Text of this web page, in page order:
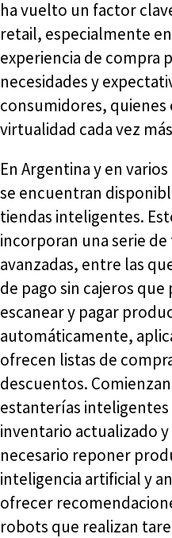
ha vuelto un factor
retail, especialmente
experiencia de compra
necesidades y
consumidores,
virtualidad cada vez
En Argentina y en
se encuentran
tiendas inteligentes.
incorporan una serie
avanzadas, entre las
de pago sin cajeros
escanear y pagar
automáticamente,
ofrecen listas de
descuentos.
estanterías
inventario actualizado
necesario reponer
inteligencia artificial y
ofrecer
robots que realizan